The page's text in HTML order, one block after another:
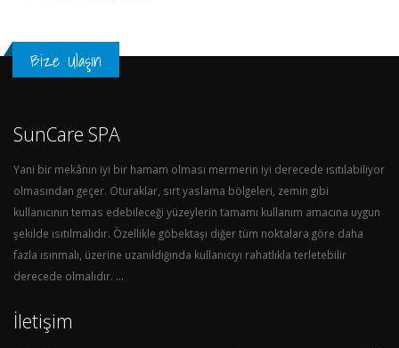
Bize Ulaşın
SunCare SPA
Yani bir mekânın iyi bir hamam olması mermerin iyi derecede ısıtılabiliyor
olmasından geçer. Oturaklar, sırt yaslama bölgeleri, zemin gibi
kullanıcının temas edebileceği yüzeylerin tamamı kullanım amacına uygun
şekilde ısıtılmalıdır. Özellikle göbektaşı diğer tüm noktalara göre daha
fazla ısınmalı, üzerine uzanıldığında kullanıcıyı rahatlıkla terletebilir
derecede olmalıdır. ...
İletişim